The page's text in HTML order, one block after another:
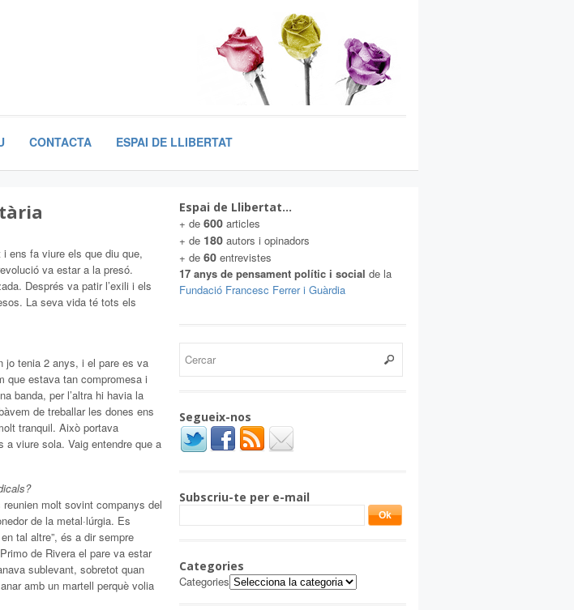
CONTACTA ESPAI DE LLIBERTAT
ens fa viure els que diu que,
va estar a la presó.
Després va patir l’exili i els
La seva vida té tots els
jo tenia 2 anys, i el pare es va
que estava tan compromesa i
banda, per l’altra hi havia la
de treballar les dones ens
tranquil. Això portava
viure sola. Vaig entendre que a
molt sovint companys del
de la metal·lúrgia. Es
tal altre”, és a dir sempre
de Rivera el pare va estar
sublevant, sobretot quan
amb un martell perquè volia
Espai de Llibertat…
+ de 600 articles
+ de 180 autors i opinadors
+ de 60 entrevistes
17 anys de pensament polític i social de la
Fundació Francesc Ferrer i Guàrdia
Segueix-nos
Subscriu-te per e-mail
Categories
Categories